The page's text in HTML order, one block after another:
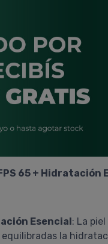
65 + Hidratación
Esencial: La
la